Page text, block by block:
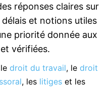
réponses claires sur
et notions utiles
priorité donnée aux
vérifiées.
droit du travail, le droit
, les litiges et les